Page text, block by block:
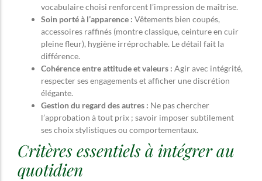
vocabulaire choisi renforcent l’impression de maîtrise.
Soin porté à l’apparence : Vêtements bien coupés,
accessoires raffinés (montre classique, ceinture en cuir
pleine fleur), hygiène irréprochable. Le détail fait la
différence.
Cohérence entre attitude et valeurs : Agir avec intégrité,
respecter ses engagements et afficher une discrétion
élégante.
Gestion du regard des autres : Ne pas chercher
l’approbation à tout prix ; savoir imposer subtilement
ses choix stylistiques ou comportementaux.
Critères essentiels à intégrer au
quotidien